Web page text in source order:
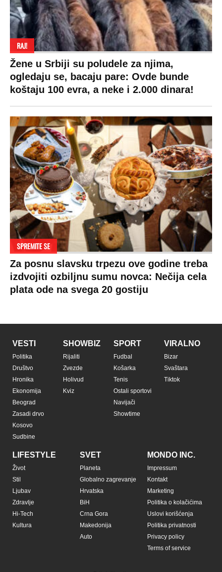
RAJ!
Žene u Srbiji su poludele za njima,
ogledaju se, bacaju pare: Ovde bunde
koštaju 100 evra, a neke i 2.000 dinara!
SPREMITE SE
Za posnu slavsku trpezu ove godine treba
izdvojiti ozbiljnu sumu novca: Nečija cela
plata ode na svega 20 gostiju
VESTI
Politika
Društvo
Hronika
Ekonomija
Beograd
Zasadi drvo
Kosovo
Sudbine
SHOWBIZ
Rijaliti
Zvezde
Holivud
Kviz
SPORT
Fudbal
Košarka
Tenis
Ostali sportovi
Navijači
Showtime
VIRALNO
Bizar
Svaštara
Tiktok
LIFESTYLE
Život
Stil
Ljubav
Zdravlje
Hi-Tech
Kultura
SVET
Planeta
Globalno zagrevanje
Hrvatska
BiH
Crna Gora
Makedonija
Auto
MONDO INC.
Impressum
Kontakt
Marketing
Politika o kolačićima
Uslovi korišćenja
Politika privatnosti
Privacy policy
Terms of service